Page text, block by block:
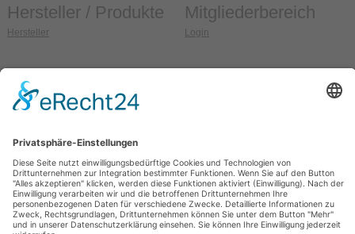
Hersteller / Produkte
Hersteller
Mitgliederbereich
Login
Anschrift
Güteschutz Ziegel e.V.
Weidehofstraße 15
OT Blankenhain
So erreichen Sie uns
Allgemein
Sitemap
Impressum